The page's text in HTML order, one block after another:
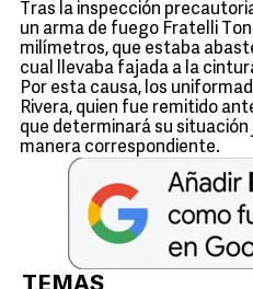
Tras la inspección
un arma de fuego Fratelli
milímetros, que estaba
cual llevaba fajada a la
Por esta causa, los
Rivera, quien fue remitido
que determinará su
manera correspondiente.